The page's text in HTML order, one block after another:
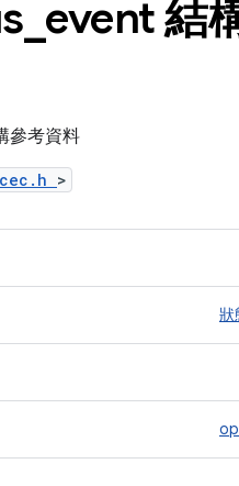
event 結
參考資料
>
狀